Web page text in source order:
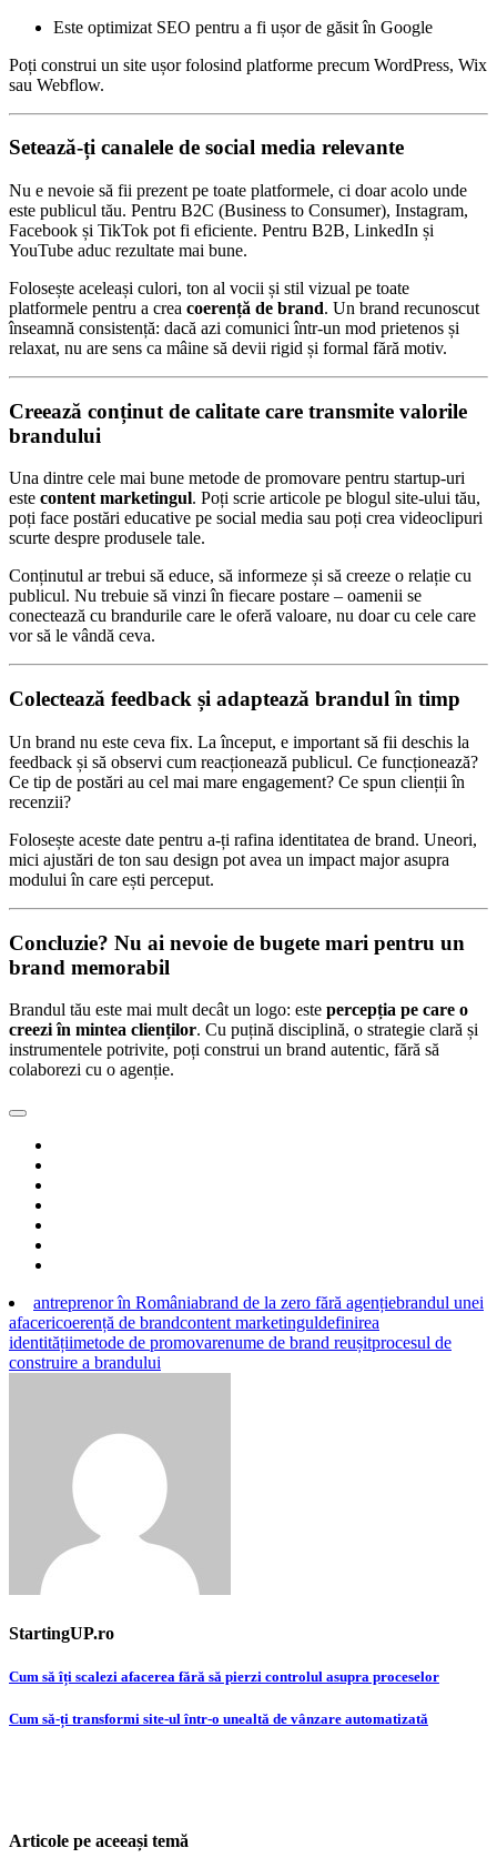
Este optimizat SEO pentru a fi ușor de găsit în Google
Poți construi un site ușor folosind platforme precum WordPress, Wix
sau Webflow.
Setează-ți canalele de social media relevante
Nu e nevoie să fii prezent pe toate platformele, ci doar acolo unde
este publicul tău. Pentru B2C (Business to Consumer), Instagram,
Facebook și TikTok pot fi eficiente. Pentru B2B, LinkedIn și
YouTube aduc rezultate mai bune.
Folosește aceleași culori, ton al vocii și stil vizual pe toate
platformele pentru a crea coerență de brand. Un brand recunoscut
înseamnă consistență: dacă azi comunici într-un mod prietenos și
relaxat, nu are sens ca mâine să devii rigid și formal fără motiv.
Creează conținut de calitate care transmite valorile
brandului
Una dintre cele mai bune metode de promovare pentru startup-uri
este content marketingul. Poți scrie articole pe blogul site-ului tău,
poți face postări educative pe social media sau poți crea videoclipuri
scurte despre produsele tale.
Conținutul ar trebui să educe, să informeze și să creeze o relație cu
publicul. Nu trebuie să vinzi în fiecare postare – oamenii se
conectează cu brandurile care le oferă valoare, nu doar cu cele care
vor să le vândă ceva.
Colectează feedback și adaptează brandul în timp
Un brand nu este ceva fix. La început, e important să fii deschis la
feedback și să observi cum reacționează publicul. Ce funcționează?
Ce tip de postări au cel mai mare engagement? Ce spun clienții în
recenzii?
Folosește aceste date pentru a-ți rafina identitatea de brand. Uneori,
mici ajustări de ton sau design pot avea un impact major asupra
modului în care ești perceput.
Concluzie? Nu ai nevoie de bugete mari pentru un
brand memorabil
Brandul tău este mai mult decât un logo: este percepția pe care o
creezi în mintea clienților. Cu puțină disciplină, o strategie clară și
instrumentele potrivite, poți construi un brand autentic, fără să
colaborezi cu o agenție.
antreprenor în Româniabrand de la zero fără agențiebrandul unei
afacericoerență de brandcontent marketinguldefinirea
identitățiimetode de promovarenume de brand reușitprocesul de
construire a brandului
StartingUP.ro
Post
navigation
Cum să îți scalezi afacerea fără să pierzi controlul asupra proceselor
Cum să-ți transformi site-ul într-o unealtă de vânzare automatizată
Articole pe aceeași temă